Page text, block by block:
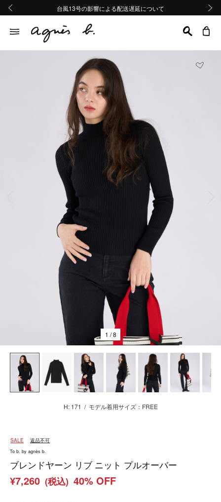
熊本地域地震の影響による配送遅延について
Summer Sale 2buy10%OFF!!
台風13号の影響による配送遅延について
熊本地域地震の影響による配送遅延について
Summer Sale 2buy10%OFF!!
1 / 8
H: 171 / モデル着用サイズ：FREE
SALE 返品不可
To b. by agnès b.
ブレンドヤーン リブ ニット プルオーバー
¥7,260 (税込) 40% OFF